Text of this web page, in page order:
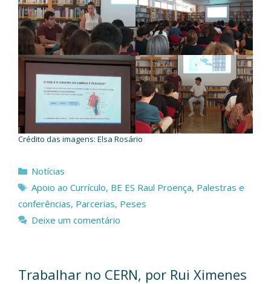
Crédito das imagens: Elsa Rosário
Categorias
Notícias
Etiquetas
Apoio ao Currículo, BE ES Raul Proença, Palestras e
conferências, Parcerias, Peses
Deixe um comentário
Trabalhar no CERN, por Rui Ximenes